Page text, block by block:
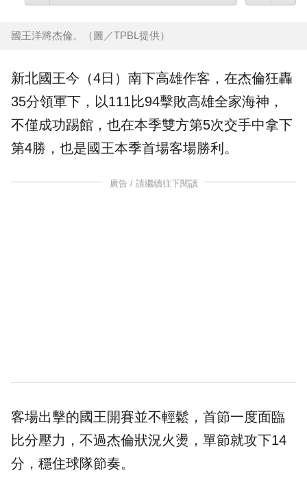
國王洋將杰倫。（圖／TPBL提供）
新北國王今（4日）南下高雄作客，在杰倫狂轟
35分領軍下，以111比94擊敗高雄全家海神 ，
不僅成功踢館，也在本季雙方第5次交手中拿下
第4勝，也是國王本季首場客場勝利。
廣告 / 請繼續往下閱讀
客場出擊的國王開賽並不輕鬆，首節一度面臨
比分壓力，不過杰倫狀況火燙，單節就攻下14
分，穩住球隊節奏。